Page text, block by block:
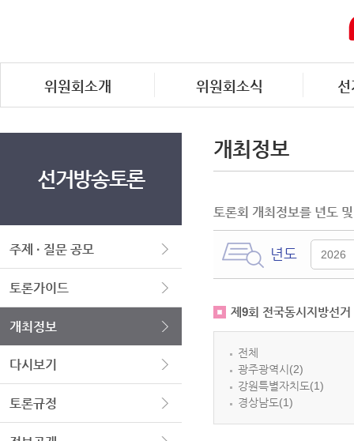
위원회소개 위원회소식
선거방송토론
주제 · 질문 공모
토론가이드
개최정보
다시보기
토론규정
개최정보
토론회 개최정보를 년도
년도
제9회 전국동시지방선거
전체
광주광역시(2)
강원특별자치도(1)
경상남도(1)